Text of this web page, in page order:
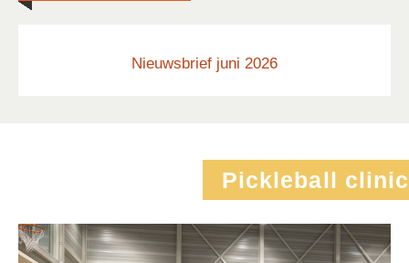
Nieuwsbrief juni 2026
Pickleball clinic